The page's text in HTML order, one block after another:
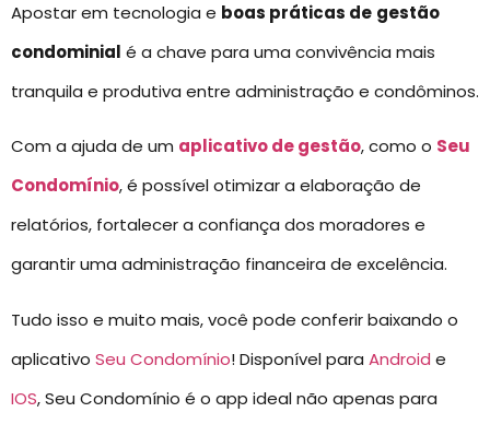
Apostar em tecnologia e boas práticas de gestão
condominial é a chave para uma convivência mais
tranquila e produtiva entre administração e condôminos.
Com a ajuda de um aplicativo de gestão, como o Seu
Condomínio, é possível otimizar a elaboração de
relatórios, fortalecer a confiança dos moradores e
garantir uma administração financeira de excelência.
Tudo isso e muito mais, você pode conferir baixando o
aplicativo Seu Condomínio! Disponível para Android e
IOS, Seu Condomínio é o app ideal não apenas para